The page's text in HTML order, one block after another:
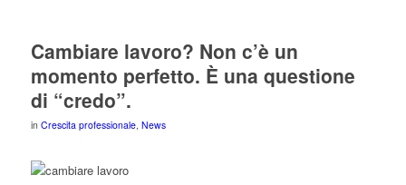
Cambiare lavoro? Non c’è un
momento perfetto. È una questione
di “credo”.
in Crescita professionale, News